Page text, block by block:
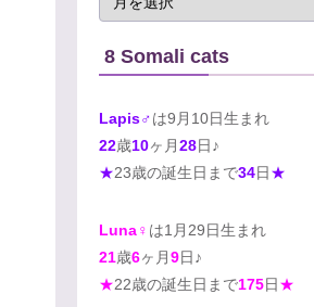
8 Somali cats
Lapis♂は9月10日生まれ
22歳10ヶ月28日♪
★23歳の誕生日まで34日★
Luna♀ は1月29日生まれ
21歳6ヶ月9日♪
★22歳の誕生日まで175日★